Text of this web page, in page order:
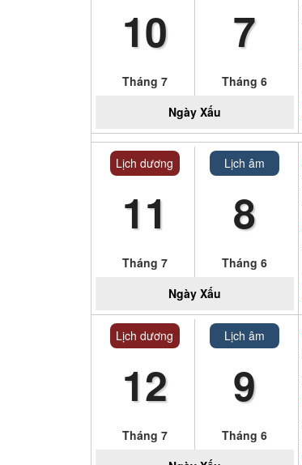
10
Tháng 7
7
Tháng 6
Ngày Xấu
Lịch dương
11
Tháng 7
Lịch âm
8
Tháng 6
Ngày Xấu
Lịch dương
12
Tháng 7
Lịch âm
9
Tháng 6